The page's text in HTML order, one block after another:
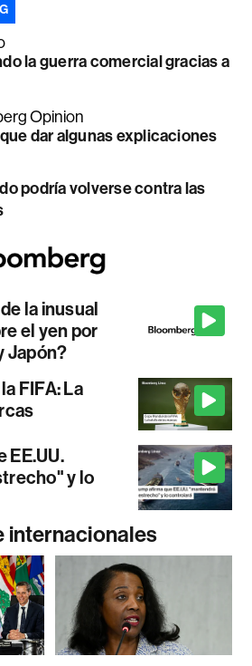
la guerra comercial gracias a
Opinion
dar algunas explicaciones
podría volverse contra las
la inusual
el yen por
Japón?
FIFA: La
EE.UU.
y lo
internacionales